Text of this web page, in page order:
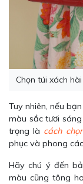
Chọn túi xách
Tuy nhiên, nếu
màu sắc tươi
trọng là cách
phục và phong
Hãy chú ý đến
màu cũng tông